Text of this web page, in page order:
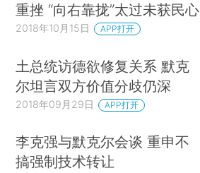
重挫 “向右靠拢”太过未获民心
2018年10月15日 APP打开
土总统访德欲修复关系 默克
尔坦言双方价值分歧仍深
2018年09月29日 APP打开
李克强与默克尔会谈 重申不
搞强制技术转让